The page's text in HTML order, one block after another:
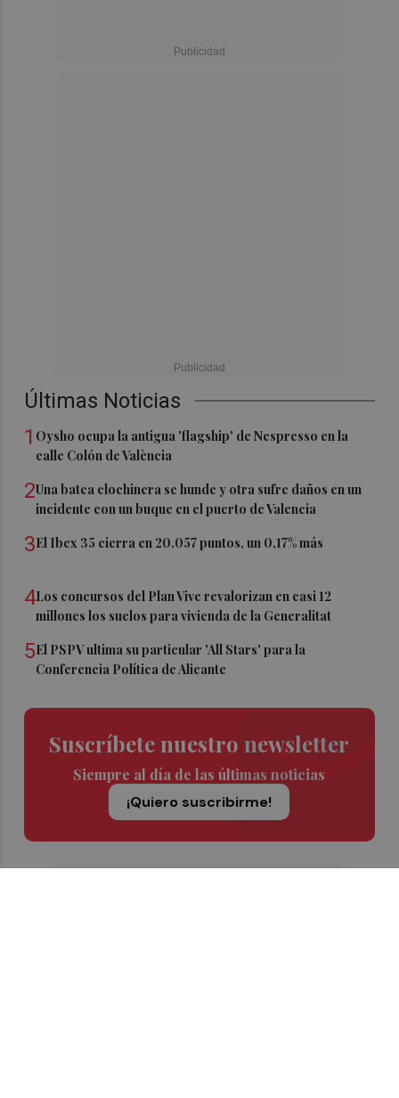
Últimas Noticias
1 Oysho ocupa la antigua 'flagship' de Nespresso en la
calle Colón de València
2Una batea clochinera se hunde y otra sufre daños en un
incidente con un buque en el puerto de Valencia
3El Ibex 35 cierra en 20.057 puntos, un 0,17% más
4Los concursos del Plan Vive revalorizan en casi 12
millones los suelos para vivienda de la Generalitat
5El PSPV ultima su particular 'All Stars' para la
Conferencia Política de Alicante
Suscríbete nuestro newsletter
Siempre al día de las últimas noticias
¡Quiero suscribirme!